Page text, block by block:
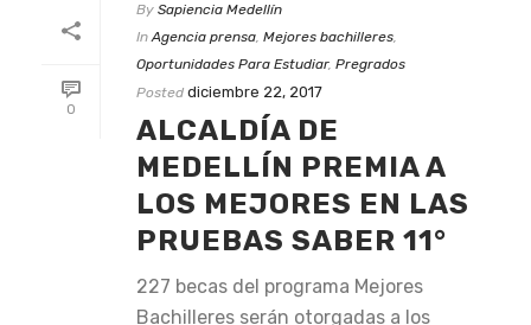
0
By Sapiencia Medellín
In Agencia prensa, Mejores bachilleres,
Oportunidades Para Estudiar, Pregrados
Posted diciembre 22, 2017
ALCALDÍA DE
MEDELLÍN PREMIA A
LOS MEJORES EN LAS
PRUEBAS SABER 11°
227 becas del programa Mejores
Bachilleres serán otorgadas a los